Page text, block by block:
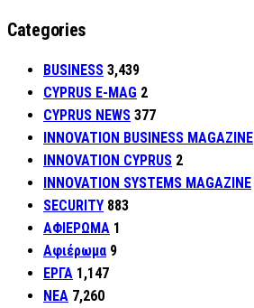
Categories
BUSINESS 3,439
CYPRUS E-MAG 2
CYPRUS NEWS 377
INNOVATION BUSINESS MAGAZINE
INNOVATION CYPRUS 2
INNOVATION SYSTEMS MAGAZINE
SECURITY 883
ΑΦΙΕΡΩΜΑ 1
Αφιέρωμα 9
ΕΡΓΑ 1,147
ΝΕΑ 7,260